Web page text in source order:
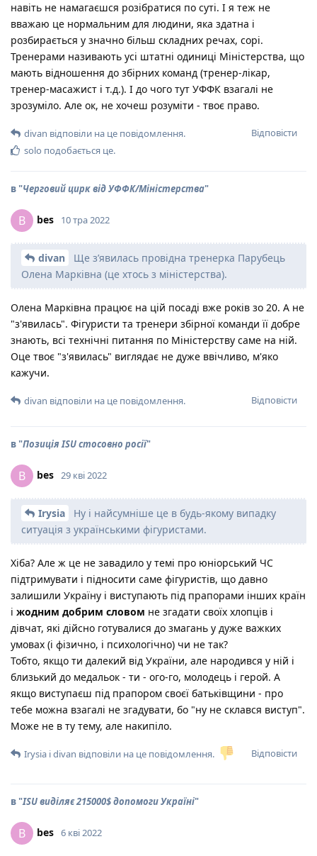
навіть не намагаєшся розібратися по суті. І я теж не
вважаю це нормальним для людини, яка здатна і
розбирається у значно більш складних речах, сорі.
Тренерами називають усі штатні одиниці Міністерства, що
мають відношення до збірних команд (тренер-лікар,
тренер-масажист і т.д.). І до чого тут УФФК взагалі не
зрозуміло. Але ок, не хочеш розуміти - твоє право.
Відповісти
divan відповіли на це повідомлення.
solo подобається це.
в "Черговий цирк від УФФК/Міністерства"
B bes 10 тра 2022
divan
Ще зʼявилась провідна тренерка Парубець
Олена Марківна (це хтось з міністерства).
Олена Марківна працює на цій посаді вже років зо 20. А не
"з'явилась". Фігуристи та тренери збірної команди її добре
знають, всі технічні питання по Міністерству саме на ній.
Оце твоє "з'явилась" виглядає не дуже ввічливо, м'яко
кажучи.
Відповісти
divan відповіли на це повідомлення.
в "Позиція ISU стосовно росії"
B bes 29 кві 2022
Irysia
Ну і найсумніше це в будь-якому випадку
ситуація з українськими фігуристами.
Хіба? Але ж це не завадило у темі про юніорський ЧС
підтримувати і підносити саме фігуристів, що давно
залишили Україну і виступають під прапорами інших країн
і жодним добрим словом не згадати своїх хлопців і
дівчат, які дійсно готувалися до змагань у дуже важких
умовах (і фізично, і психологічно) чи не так?
Тобто, якщо ти далекий від України, але народився у ній і
близький до медальок - ти - ого-го, молодець і герой. А
якщо виступаєш під прапором своєї батьківщини - про
тебе можна взагалі не згадувати, бо "ну не склався виступ".
Може не в ту тему, але накипіло.
Відповісти
Irysia іdivan відповіли на це повідомлення.
в "ISU виділяє 215000$ допомоги Україні"
B bes 6 кві 2022